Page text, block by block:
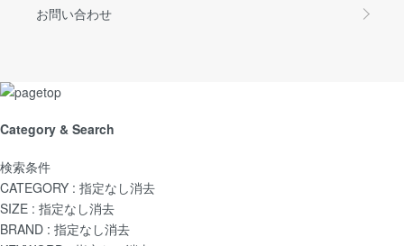
お問い合わせ
Category & Search
検索条件
CATEGORY : 指定なし消去
SIZE : 指定なし消去
BRAND : 指定なし消去